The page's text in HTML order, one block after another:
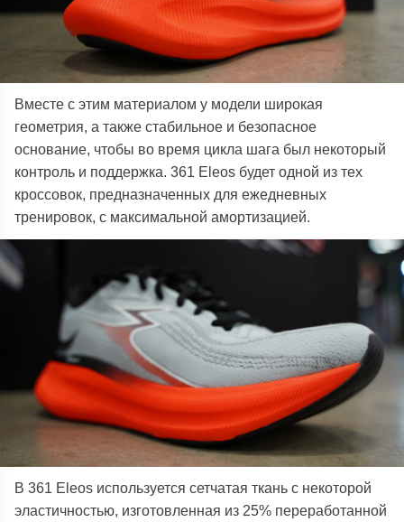
Вместе с этим материалом у модели широкая
геометрия, а также стабильное и безопасное
основание, чтобы во время цикла шага был некоторый
контроль и поддержка. 361 Eleos будет одной из тех
кроссовок, предназначенных для ежедневных
тренировок, с максимальной амортизацией.
В 361 Eleos используется сетчатая ткань с некоторой
эластичностью, изготовленная из 25% переработанной